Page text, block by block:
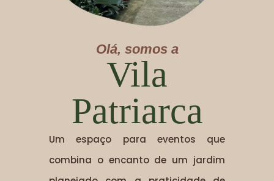
Olá, somos a
Vila
Patriarca
Um espaço para eventos que
combina o encanto de um jardim